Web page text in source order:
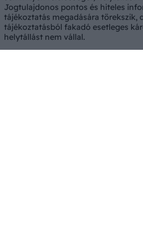
Jogtulajdonos pontos és hiteles
tájékoztatás megadására törekszik,
tájékoztatásból fakadó esetleges
helytállást nem vállal.